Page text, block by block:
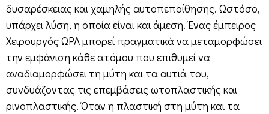
δυσαρέσκειας και χαμηλής αυτοπεποίθησης. Ωστόσο,
υπάρχει λύση, η οποία είναι και άμεση. Ένας έμπειρος
Χειρουργός ΩΡΛ μπορεί πραγματικά να μεταμορφώσει
την εμφάνιση κάθε ατόμου που επιθυμεί να
αναδιαμορφώσει τη μύτη και τα αυτιά του,
συνδυάζοντας τις επεμβάσεις ωτοπλαστικής και
ρινοπλαστικής. Όταν η πλαστική στη μύτη και τα